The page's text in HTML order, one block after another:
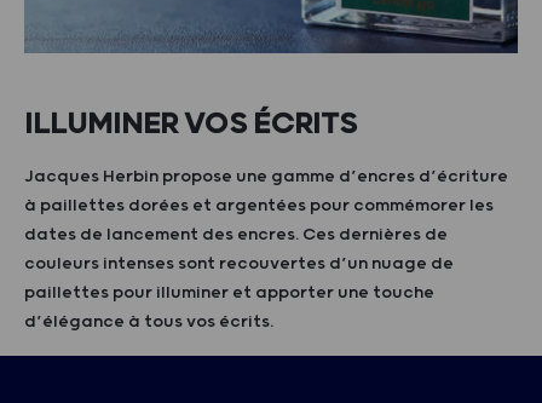
ILLUMINER VOS ÉCRITS
Jacques Herbin propose une gamme d’encres d’écriture
à paillettes dorées et argentées pour commémorer les
dates de lancement des encres. Ces dernières de
couleurs intenses sont recouvertes d’un nuage de
paillettes pour illuminer et apporter une touche
d’élégance à tous vos écrits.